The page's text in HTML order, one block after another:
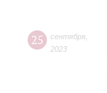
25 сентября
2023